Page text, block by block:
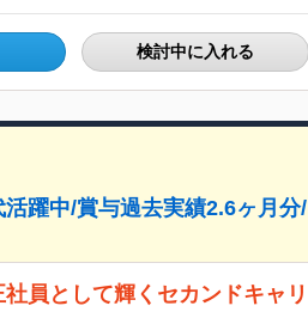
検討中に入れる
躍中/賞与過去実績2.6ヶ月分/
員として輝くセカンドキャリ